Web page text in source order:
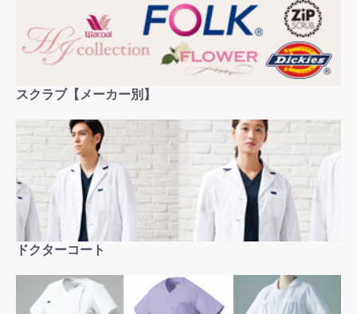
お買い物を続ける
スクラブ【メーカー別】
ドクターコート